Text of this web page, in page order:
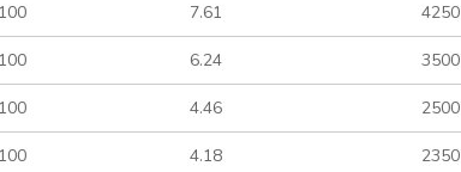
100 7.61 4250
100 6.24 3500
100 4.46 2500
100 4.18 2350